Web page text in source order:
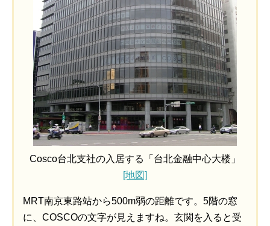
Cosco台北支社の入居する「台北金融中心大楼」
[地図]
MRT南京東路站から500m弱の距離です。5階の窓
に、COSCOの文字が見えますね。玄関を入ると受